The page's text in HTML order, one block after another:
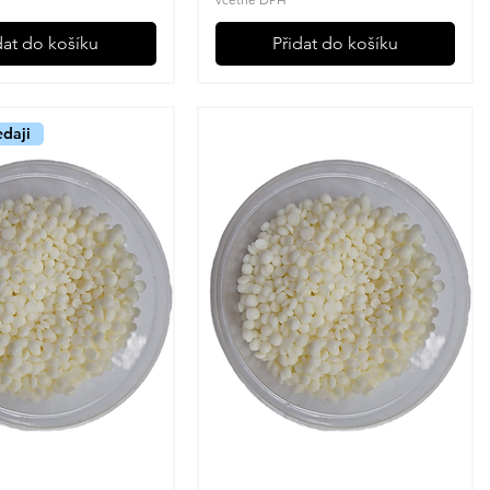
do košíku Přidat do košíku